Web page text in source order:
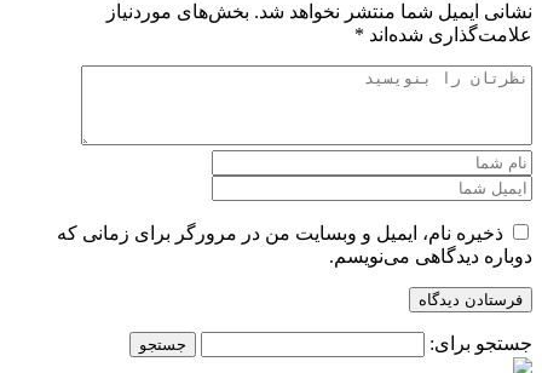
نشانی ایمیل شما منتشر نخواهد شد. بخش‌های موردنیاز
علامت‌گذاری شده‌اند *
ذخیره نام، ایمیل و وبسایت من در مرورگر برای زمانی که
دوباره دیدگاهی می‌نویسم.
جستجو برای: